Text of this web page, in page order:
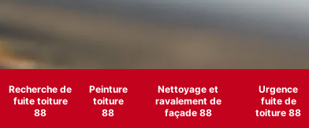
Recherche de
fuite toiture
88
Peinture
toiture
88
Nettoyage et
ravalement de
façade 88
Urgence
fuite de
toiture 88